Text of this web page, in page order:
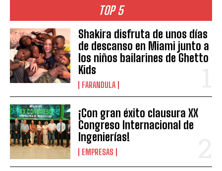
TOP 5
Shakira disfruta de unos días
de descanso en Miami junto a
los niños bailarines de Ghetto
Kids
FARANDULA
¡Con gran éxito clausura XX
Congreso Internacional de
Ingenierías!
EMPRESAS